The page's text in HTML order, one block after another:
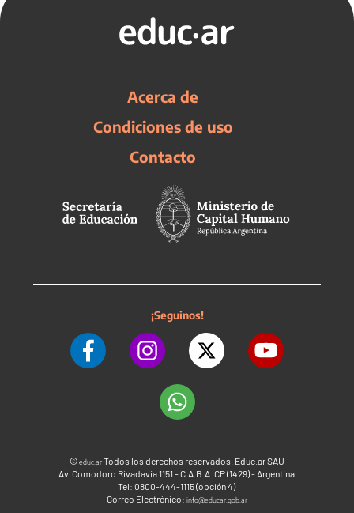
Acerca de
Condiciones de uso
Contacto
¡Seguinos!
©educ.arTodos los derechos reservados. Educ.ar SAU
Av. Comodoro Rivadavia 1151 - C.A.B.A. CP (1429) - Argentina
Tel: 0800-444-1115 (opción 4)
Correo Electrónico: info@educar.gob.ar